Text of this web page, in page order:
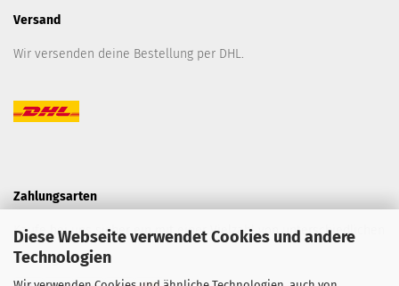
Diese Webseite verwendet Cookies und andere
Technologien
Versand
Wir versenden deine Bestellung per DHL.
Zahlungsarten
Kaufe bei uns sicher ein mit einer Vielzahl von unterschiedlichen
Zahlungsarten.